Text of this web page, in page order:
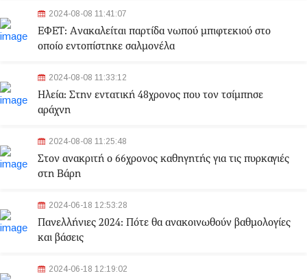
2024-08-08 11:41:07
ΕΦΕΤ: Aνακαλείται παρτίδα νωπού μπιφτεκιού στο
οποίο εντοπίστηκε σαλμονέλα
2024-08-08 11:33:12
Ηλεία: Στην εντατική 48χρονος που τον τσίμπησε
αράχνη
2024-08-08 11:25:48
Στον ανακριτή ο 66χρονος καθηγητής για τις πυρκαγιές
στη Βάρη
2024-06-18 12:53:28
Πανελλήνιες 2024: Πότε θα ανακοινωθούν βαθμολογίες
και βάσεις
2024-06-18 12:19:02